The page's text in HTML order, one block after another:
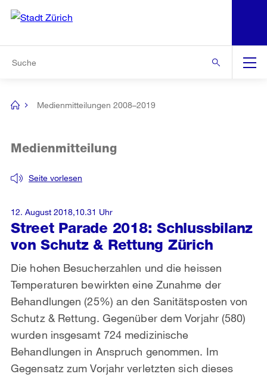
Navigation
[no
Medienmitteilungen 2008–2019
Street Parade 2018: Schlussbilanz
von Schutz & Rettung Zürich
Seite vorlesen
Medienmitteilung
Die hohen Besucherzahlen und die heissen
Temperaturen bewirkten eine Zunahme der
Behandlungen (25%) an den Sanitätsposten von
Schutz & Rettung. Gegenüber dem Vorjahr (580)
wurden insgesamt 724 medizinische
Behandlungen in Anspruch genommen. Im
Gegensatz zum Vorjahr verletzten sich dieses
12. August 2018,10.31 Uhr